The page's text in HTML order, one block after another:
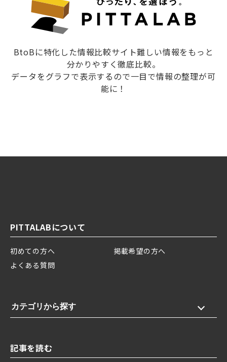
BtoBに特化した情報比較サイト難しい情報をもっと
分かりやすく徹底比較。
データをグラフで表示するので一目で情報の整理が可
能に！
PITTALABについて
初めての方へ
掲載希望の方へ
よくある質問
カテゴリから探す
記事を読む